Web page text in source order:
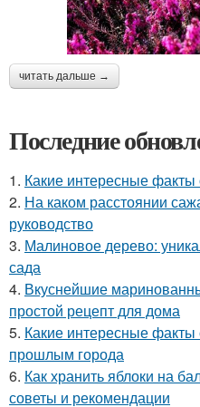
читать дальше →
Последние
1. Какие интересные факты
2. На каком расстоянии
руководство
3. Малиновое дерево:
сада
4. Вкуснейшие
простой рецепт для дома
5. Какие интересные
прошлым города
6. Как хранить яблоки на
советы и рекомендации